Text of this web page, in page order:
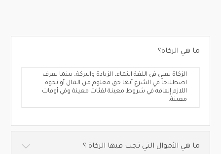
ما هي الزكاة؟
الزكاة تعني في اللغة النماء، الزيادة والبركة، بينما تعرف
اصطلاحاً في الشرع أنها حق معلوم من المال أو نحوه
اللازم إنفاقه في شروط معينة لفئات معينة وفي أوقات
معينة.
ما هي الأموال التي تجب فيها الزكاة ؟